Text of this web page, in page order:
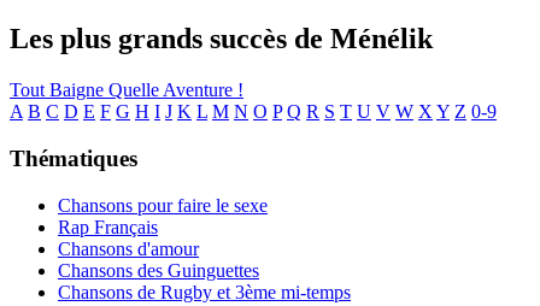
Les plus grands succès de Ménélik
Tout Baigne Quelle Aventure !
A B C D E F G H I J K L M N O P Q R S T U V W X Y Z 0-9
Thématiques
Chansons pour faire le sexe
Rap Français
Chansons d'amour
Chansons des Guinguettes
Chansons de Rugby et 3ème mi-temps